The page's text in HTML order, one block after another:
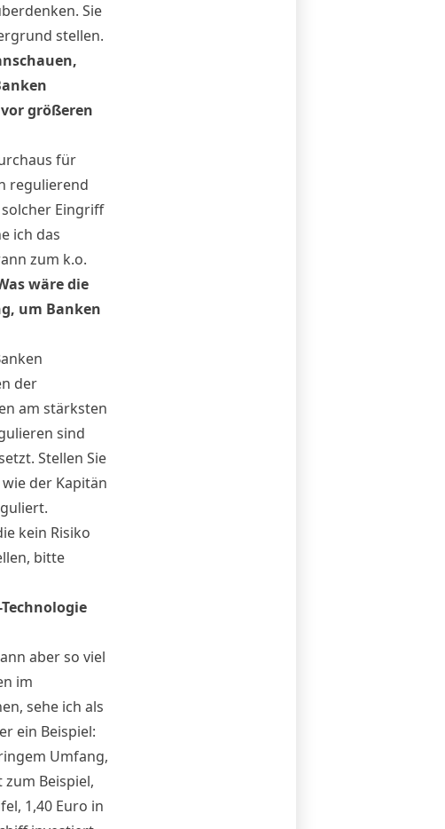
Sie
stellen.
größeren
für
regulierend
Eingriff
ich das
zum k.o.
wäre die
um Banken
der
am stärksten
sind
Stellen Sie
der Kapitän
kein Risiko
bitte
aber so viel
im
sehe ich als
ein Beispiel:
Umfang,
Beispiel,
1,40 Euro in